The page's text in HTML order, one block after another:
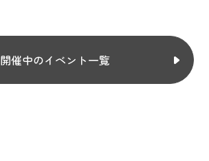
開催中のイベント一覧